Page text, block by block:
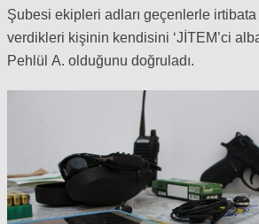
Şubesi ekipleri adları geçenlerle irtibata
verdikleri kişinin kendisini ‘JİTEM’ci
Pehlül A. olduğunu doğruladı.